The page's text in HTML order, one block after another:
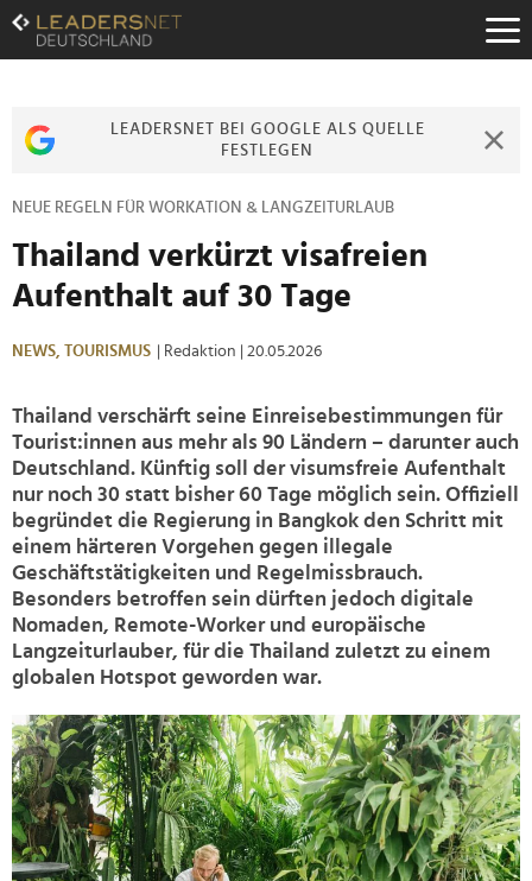
Zum
Inhalt
Zur
Zur
LEADERSNET BEI GOOGLE ALS QUELLE
FESTLEGEN
NEUE REGELN FÜR WORKATION & LANGZEITURLAUB
Thailand verkürzt visafreien
Aufenthalt auf 30 Tage
NEWS, TOURISMUS | Redaktion | 20.05.2026
Thailand verschärft seine Einreisebestimmungen für
Tourist:innen aus mehr als 90 Ländern – darunter auch
Deutschland. Künftig soll der visumsfreie Aufenthalt
nur noch 30 statt bisher 60 Tage möglich sein. Offiziell
begründet die Regierung in Bangkok den Schritt mit
einem härteren Vorgehen gegen illegale
Geschäftstätigkeiten und Regelmissbrauch.
Besonders betroffen sein dürften jedoch digitale
Nomaden, Remote-Worker und europäische
Langzeiturlauber, für die Thailand zuletzt zu einem
globalen Hotspot geworden war.
>